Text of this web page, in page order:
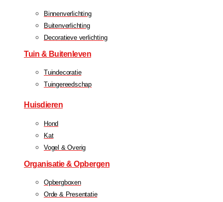
Binnenverlichting
Buitenverlichting
Decoratieve verlichting
Tuin & Buitenleven
Tuindecoratie
Tuingereedschap
Huisdieren
Hond
Kat
Vogel & Overig
Organisatie & Opbergen
Opbergboxen
Orde & Presentatie